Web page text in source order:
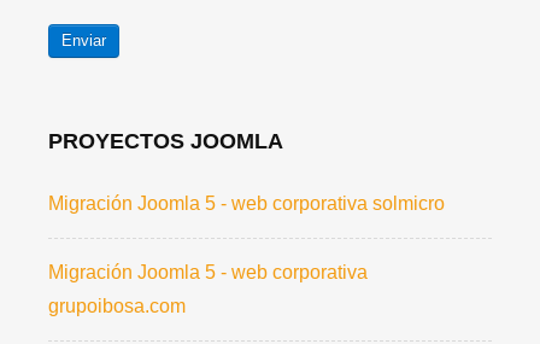
Enviar
PROYECTOS JOOMLA
Migración Joomla 5 - web corporativa solmicro
Migración Joomla 5 - web corporativa
grupoibosa.com